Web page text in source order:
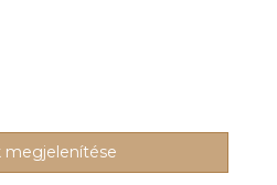
megjelenítése